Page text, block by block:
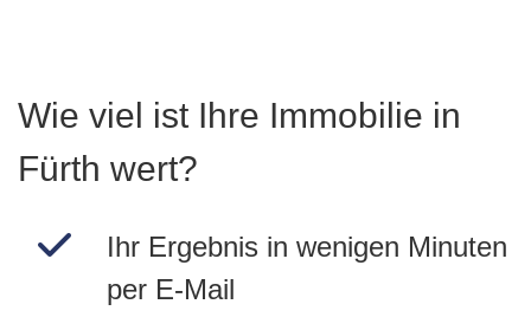
Wie viel ist Ihre Immobilie in
Fürth wert?
Ihr Ergebnis in wenigen Minuten
per E-Mail